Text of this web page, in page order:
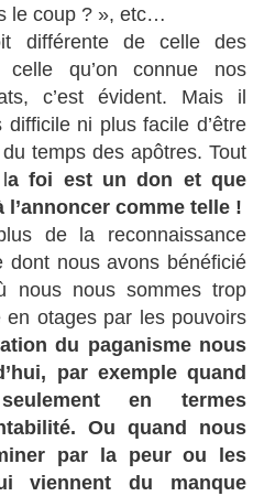
le coup ? », etc…
différente de celle des
qu’on connue nos
c’est évident. Mais il
difficile ni plus facile d’être
temps des apôtres. Tout
a foi est un don et que
comme telle !
de la reconnaissance
dont nous avons bénéficié
nous nous sommes trop
otages par les pouvoirs
du paganisme nous
par exemple quand
en termes
Ou quand nous
par la peur ou les
viennent du manque